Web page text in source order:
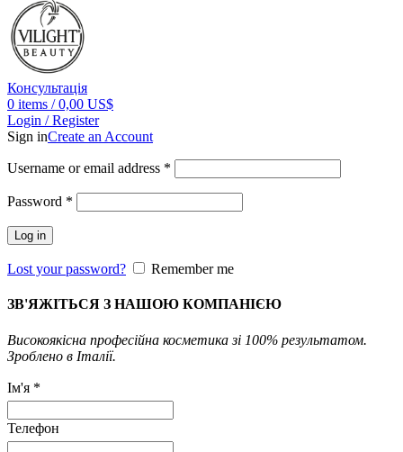
Консультація
0 items / 0,00 US$
Login / Register
Sign inCreate an Account
Username or email address *
Password *
Log in
Lost your password? Remember me
ЗВ'ЯЖІТЬСЯ З НАШОЮ КОМПАНІЄЮ
Високоякісна професійна косметика зі 100% результатом.
Зроблено в Італії.
Ім'я *
Телефон